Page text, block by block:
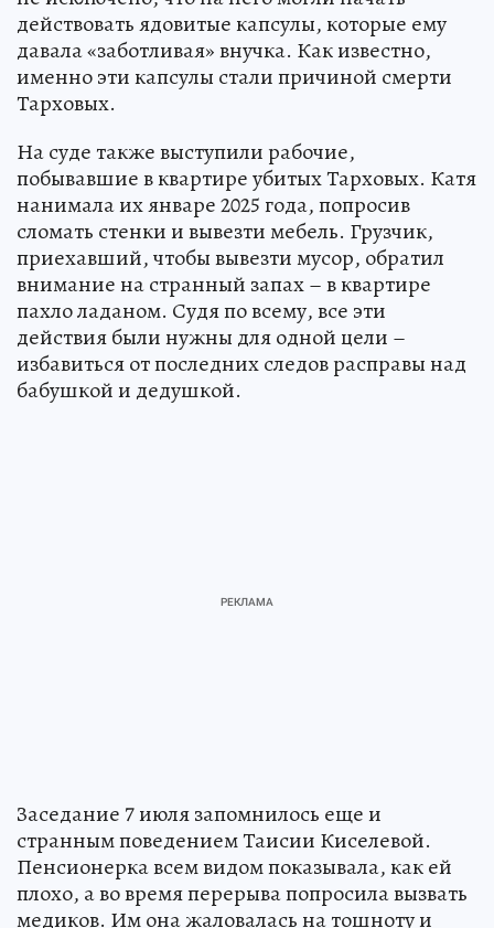
действовать ядовитые капсулы, которые ему
давала «заботливая» внучка. Как известно,
именно эти капсулы стали причиной смерти
Тарховых.
На суде также выступили рабочие,
побывавшие в квартире убитых Тарховых. Катя
нанимала их январе 2025 года, попросив
сломать стенки и вывезти мебель. Грузчик,
приехавший, чтобы вывезти мусор, обратил
внимание на странный запах – в квартире
пахло ладаном. Судя по всему, все эти
действия были нужны для одной цели –
избавиться от последних следов расправы над
бабушкой и дедушкой.
Заседание 7 июля запомнилось еще и
странным поведением Таисии Киселевой.
Пенсионерка всем видом показывала, как ей
плохо, а во время перерыва попросила вызвать
медиков. Им она жаловалась на тошноту и